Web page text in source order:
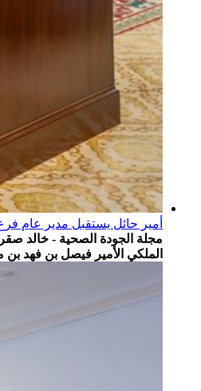
أمير حائل يستقبل مدير عام
مجلة الجودة الصحية - خالد
الملكي الأمير فيصل بن فهد